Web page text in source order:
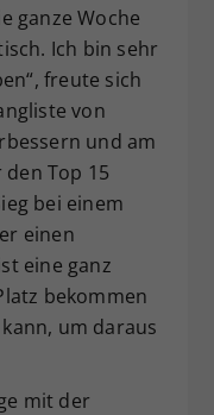
ganze Woche
Ich bin sehr
freute sich
von
und am
Top 15
bei einem
einen
eine ganz
bekommen
um daraus
mit der